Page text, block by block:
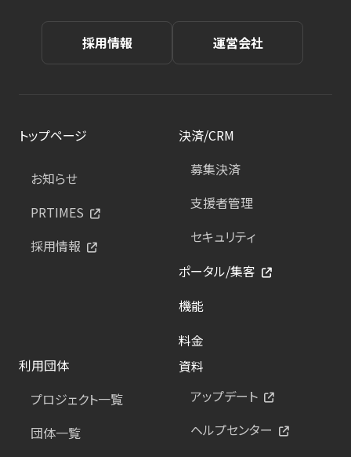
採用情報 運営会社
トップページ
お知らせ
PRTIMES
採用情報
決済/CRM
募集決済
支援者管理
セキュリティ
ポータル/集客
機能
料金
利用団体
プロジェクト一覧
団体一覧
資料
アップデート
ヘルプセンター